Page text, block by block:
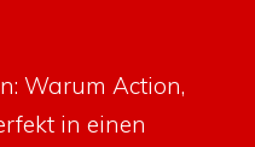
Warum Action,
in einen